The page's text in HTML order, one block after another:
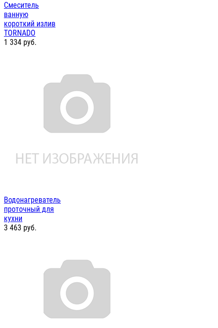
Смеситель
ванную
короткий излив
TORNADO
1 334 руб.
Водонагреватель
проточный для
кухни
3 463 руб.